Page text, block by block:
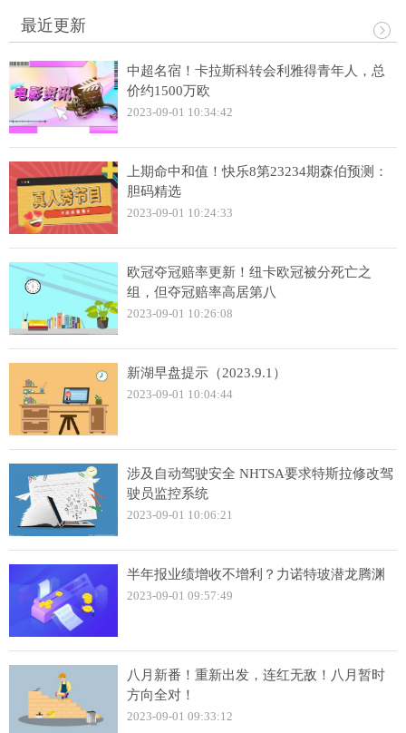
最近更新
中超名宿！卡拉斯科转会利雅得青年人，总
价约1500万欧
2023-09-01 10:34:42
上期命中和值！快乐8第23234期森伯预测：
胆码精选
2023-09-01 10:24:33
欧冠夺冠赔率更新！纽卡欧冠被分死亡之
组，但夺冠赔率高居第八
2023-09-01 10:26:08
新湖早盘提示（2023.9.1）
2023-09-01 10:04:44
涉及自动驾驶安全 NHTSA要求特斯拉修改驾
驶员监控系统
2023-09-01 10:06:21
半年报业绩增收不增利？力诺特玻潜龙腾渊
2023-09-01 09:57:49
八月新番！重新出发，连红无敌！八月暂时
方向全对！
2023-09-01 09:33:12